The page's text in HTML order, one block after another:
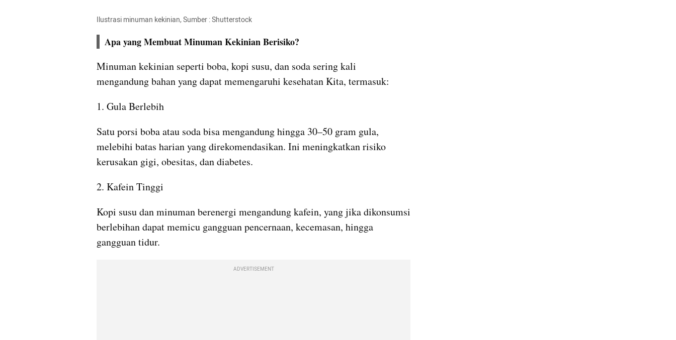
Ilustrasi minuman kekinian, Sumber : Shutterstock
Apa yang Membuat Minuman Kekinian Berisiko?
Minuman kekinian seperti boba, kopi susu, dan soda sering kali
mengandung bahan yang dapat memengaruhi kesehatan Kita, termasuk:
1. Gula Berlebih
Satu porsi boba atau soda bisa mengandung hingga 30–50 gram gula,
melebihi batas harian yang direkomendasikan. Ini meningkatkan risiko
kerusakan gigi, obesitas, dan diabetes.
2. Kafein Tinggi
Kopi susu dan minuman berenergi mengandung kafein, yang jika dikonsumsi
berlebihan dapat memicu gangguan pencernaan, kecemasan, hingga
gangguan tidur.
ADVERTISEMENT